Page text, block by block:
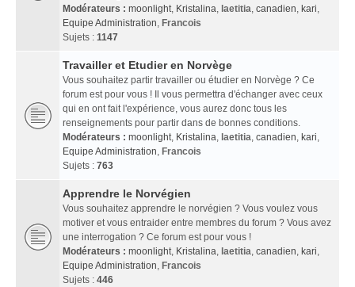
Modérateurs : moonlight, Kristalina, laetitia, canadien, kari,
Equipe Administration, Francois
Sujets : 1147
Travailler et Etudier en Norvège
Vous souhaitez partir travailler ou étudier en Norvège ? Ce
forum est pour vous ! Il vous permettra d'échanger avec ceux
qui en ont fait l'expérience, vous aurez donc tous les
renseignements pour partir dans de bonnes conditions.
Modérateurs : moonlight, Kristalina, laetitia, canadien, kari,
Equipe Administration, Francois
Sujets : 763
Apprendre le Norvégien
Vous souhaitez apprendre le norvégien ? Vous voulez vous
motiver et vous entraider entre membres du forum ? Vous avez
une interrogation ? Ce forum est pour vous !
Modérateurs : moonlight, Kristalina, laetitia, canadien, kari,
Equipe Administration, Francois
Sujets : 446